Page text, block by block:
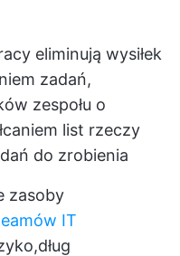
eliminują wysiłek
zadań,
zespołu o
list rzeczy
do zrobienia
zasoby
IT
,dług